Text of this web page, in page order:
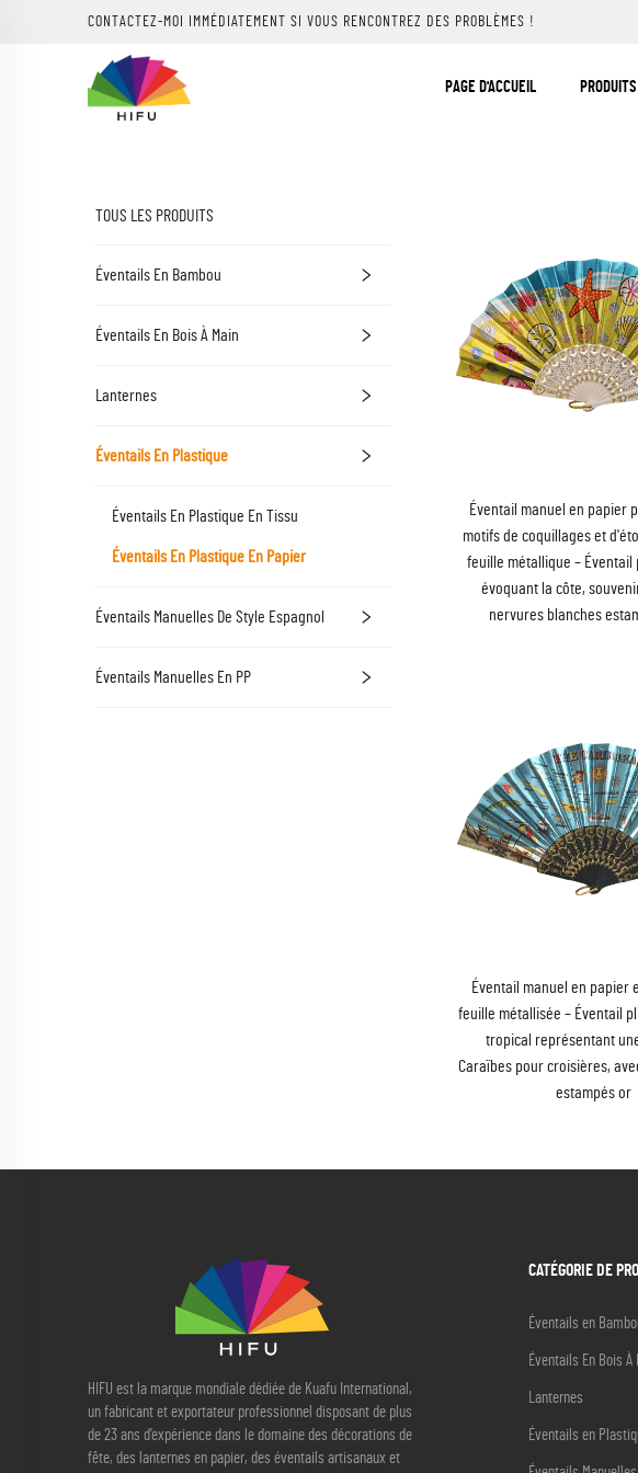
CONTACTEZ-MOI IMMÉDIATEMENT SI VOUS RENCONTREZ DES PROBLÈMES !
PAGE D'ACCUEIL PRODUITS
TOUS LES PRODUITS
Éventails En Bambou
Éventails En Bois À Main
Lanternes
Éventails En Plastique
Éventails En Plastique En Tissu
Éventails En Plastique En Papier
Éventails Manuelles De Style Espagnol
Éventails Manuelles En PP
Éventail manuel en papier
motifs de coquillages et
feuille métallique –
évoquant la côte,
nervures blanches
Éventail manuel en papier
feuille métallisée – Éventail
tropical représentant
Caraïbes pour croisières,
estampés or
HIFU est la marque mondiale dédiée de Kuafu International,
un fabricant et exportateur professionnel disposant de plus
de 23 ans d’expérience dans le domaine des décorations de
fête, des lanternes en papier, des éventails artisanaux et
CATÉGORIE DE
Éventails en
Éventails En Bois À
Lanternes
Éventails en